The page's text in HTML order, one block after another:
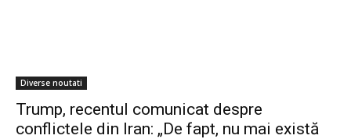
Diverse noutati
Trump, recentul comunicat despre
conflictele din Iran: „De fapt, nu mai există